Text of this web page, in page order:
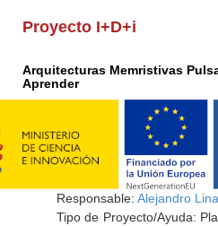
Proyecto I+D+i
Arquitecturas Memristivas
Aprender
Responsable: Alejandro
Tipo de Proyecto/Ayuda: